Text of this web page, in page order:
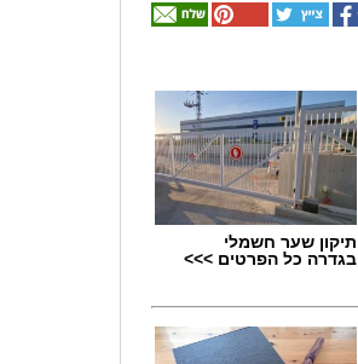
תיקון שער חשמלי
בגדרה כל הפרטים >>>